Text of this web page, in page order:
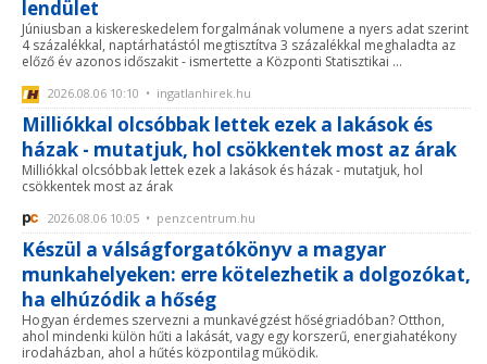
lendület
Júniusban a kiskereskedelem forgalmának volumene a nyers adat szerint
4 százalékkal, naptárhatástól megtisztítva 3 százalékkal meghaladta az
előző év azonos időszakit - ismertette a Központi Statisztikai ...
2026.08.06 10:10 • ingatlanhirek.hu
Milliókkal olcsóbbak lettek ezek a lakások és
házak - mutatjuk, hol csökkentek most az árak
Milliókkal olcsóbbak lettek ezek a lakások és házak - mutatjuk, hol
csökkentek most az árak
2026.08.06 10:05 • penzcentrum.hu
Készül a válságforgatókönyv a magyar
munkahelyeken: erre kötelezhetik a dolgozókat,
ha elhúzódik a hőség
Hogyan érdemes szervezni a munkavégzést hőségriadóban? Otthon,
ahol mindenki külön hűti a lakását, vagy egy korszerű, energiahatékony
irodaházban, ahol a hűtés központilag működik.